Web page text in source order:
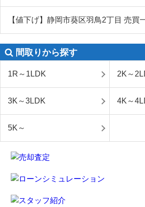
【値下げ】静岡市葵区羽鳥2丁目 売買
間取りから探す
1R～1LDK 2K～
3K～3LDK 4K～
5K～